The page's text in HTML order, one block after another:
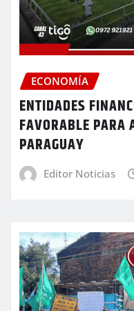
ECONOMÍA
ENTIDADES
FAVORABLE PARA
PARAGUAY
Editor Noticias